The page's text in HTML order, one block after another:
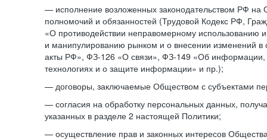
— исполнение возложенных законодательством РФ на
полномочий и обязанностей (Трудовой Кодекс РФ,
«О противодействии неправомерному использованию
и манипулированию рынком и о внесении изменений в
акты РФ», ФЗ-126 «О связи», ФЗ-149 «Об
технологиях и о защите информации» и пр.);
— договоры, заключаемые Обществом с субъектами
— согласия на обработку персональных данных,
указанных в разделе 2 настоящей Политики;
— осуществление прав и законных интересов